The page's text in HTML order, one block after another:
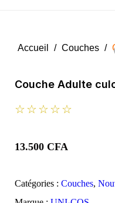
Accueil / Couches /
Couche Adulte
☆☆☆☆☆
13.500 CFA
Catégories : Couches,